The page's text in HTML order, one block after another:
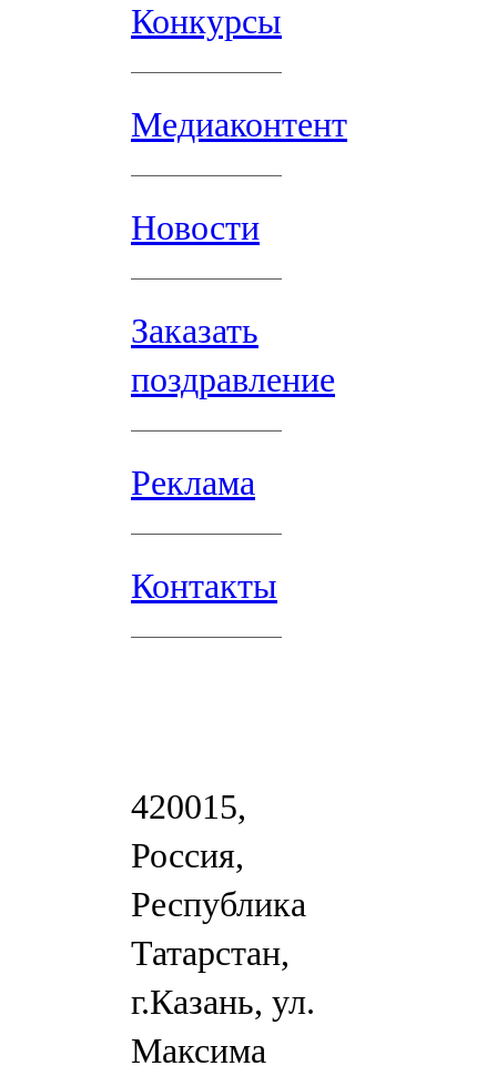
Конкурсы
Медиаконтент
Новости
Заказать
поздравление
Реклама
Контакты
420015,
Россия,
Республика
Татарстан,
г.Казань, ул.
Максима